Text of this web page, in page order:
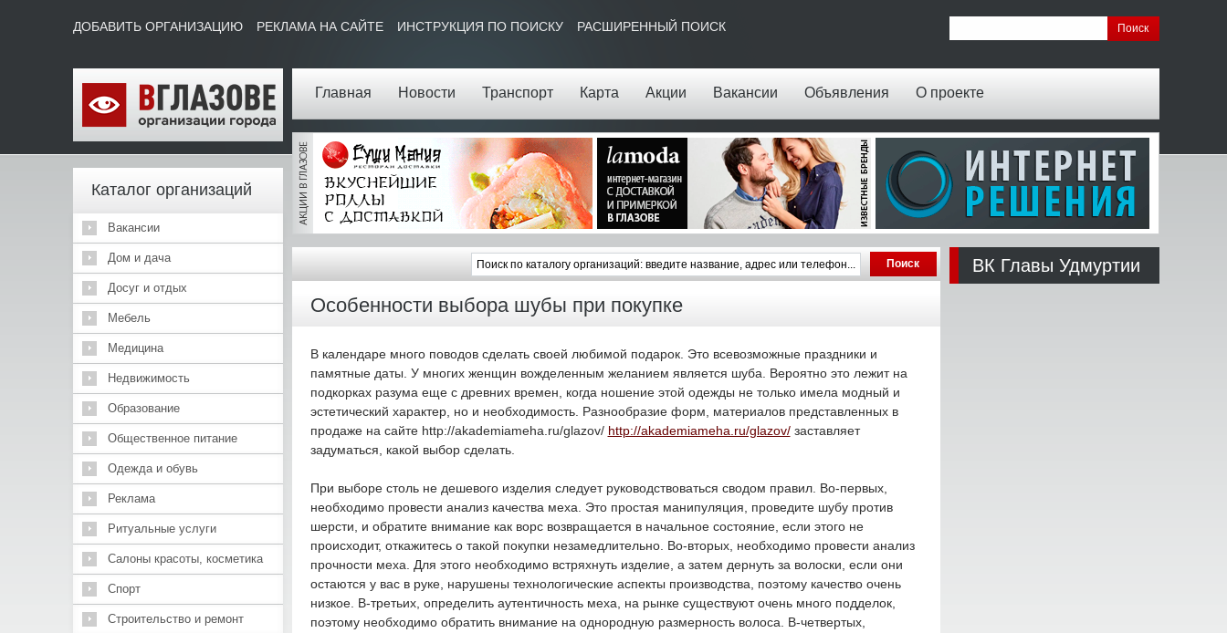
Главная Новости Транспорт Карта Акции Вакансии Объявления О проекте
ДОБАВИТЬ ОРГАНИЗАЦИЮ РЕКЛАМА НА САЙТЕ ИНСТРУКЦИЯ ПО ПОИСКУ РАСШИРЕННЫЙ ПОИСК
Каталог организаций
Вакансии
Дом и дача
Досуг и отдых
Мебель
Медицина
Недвижимость
Образование
Общественное питание
Одежда и обувь
Реклама
Ритуальные услуги
Салоны красоты, косметика
Спорт
Строительство и ремонт
Особенности выбора шубы при покупке
В календаре много поводов сделать своей любимой подарок. Это всевозможные праздники и
памятные даты. У многих женщин вожделенным желанием является шуба. Вероятно это лежит на
подкорках разума еще с древних времен, когда ношение этой одежды не только имела модный и
эстетический характер, но и необходимость. Разнообразие форм, материалов представленных в
продаже на сайте http://akademiameha.ru/glazov/ http://akademiameha.ru/glazov/заставляет
задуматься, какой выбор сделать.
При выборе столь не дешевого изделия следует руководствоваться сводом правил. Во-первых,
необходимо провести анализ качества меха. Это простая манипуляция, проведите шубу против
шерсти, и обратите внимание как ворс возвращается в начальное состояние, если этого не
происходит, откажитесь о такой покупки незамедлительно. Во-вторых, необходимо провести анализ
прочности меха. Для этого необходимо встряхнуть изделие, а затем дернуть за волоски, если они
остаются у вас в руке, нарушены технологические аспекты производства, поэтому качество очень
низкое. В-третьих, определить аутентичность меха, на рынке существуют очень много подделок,
поэтому необходимо обратить внимание на однородную размерность волоса. В-четвертых,
ВК Главы Удмуртии